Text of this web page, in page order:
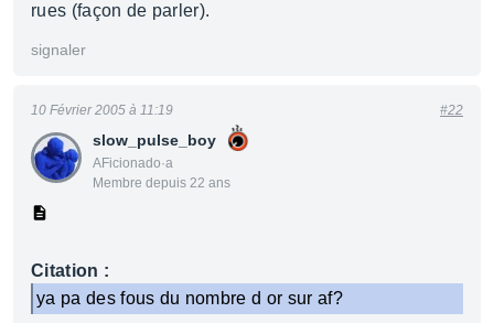
rues (façon de parler).
signaler
slow_pulse_boy
AFicionado·a
Membre depuis 22 ans
10 Février 2005 à 11:19 #22
Citation :
ya pa des fous du nombre d or sur af?